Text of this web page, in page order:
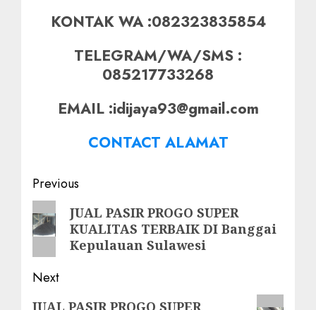
KONTAK WA :082323835854
TELEGRAM/WA/SMS :
085217733268
EMAIL :idijaya93@gmail.com
CONTACT ALAMAT
Post
navigation
Previous
Previous
post:
JUAL PASIR PROGO SUPER
KUALITAS TERBAIK DI Banggai
Kepulauan Sulawesi
Next
Next
JUAL PASIR PROGO SUPER